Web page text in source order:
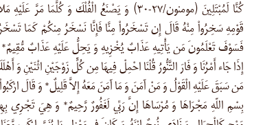
كُنَّا لَمُبْتَلِينَ (مومنون/۲۷-۳۰) وَ يَصْنَعُ الْفُلْكَ وَ كُلَّمَا مَرَّ
قَوْمِهِ سَخِرُواْ مِنْهُ قَالَ إِن تَسْخَرُواْ مِنَّا فَإِنَّا نَسْخَرُ مِنكُمْ كَمَا
فَسَوْفَ تَعْلَمُونَ مَن يَأْتِيهِ عَذَابٌ يُخْزِيهِ وَ يَحِلُّ عَلَيْهِ عَذَابٌ
إِذَا جَاء أَمْرُنَا وَ فَارَ التَّنُّورُ قُلْنَا احْمِلْ فِيهَا مِن كُلٍّ زَوْجَيْنِ اثْنَيْنِ وَ
مَن سَبَقَ عَلَيْهِ الْقَوْلُ وَ مَنْ آمَنَ وَ مَا آمَنَ مَعَهُ إِلاَّ قَلِيلٌ* وَ قَالَ
بِسْمِ اللّهِ مَجْرَاهَا وَ مُرْسَاهَا إِنَّ رَبِّي لَغَفُورٌ رَّحِيمٌ* وَ هِيَ تَجْرِي